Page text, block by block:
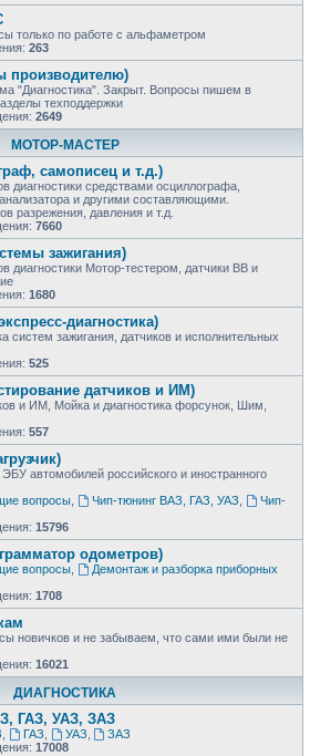
только по работе с альфаметром
263
производителю)
"Диагностика". Закрыт. Вопросы пишем в
техподдержки
2649
МОТОР-МАСТЕР
самописец и т.д.)
диагностики средствами осциллографа,
и другими составляющими.
разрежения, давления и т.д.
7660
зажигания)
диагностики Мотор-тестером, датчики ВВ и
1680
диагностика)
систем зажигания, датчиков и исполнительных
525
датчиков и ИМ)
и ИМ, Мойка и диагностика форсунок, Шим,
557
автомобилей российского и иностранного
вопросы, Чип-тюнинг ВАЗ, ГАЗ, УАЗ
Чип-
15796
одометров)
вопросы,
Демонтаж и разборка приборных
1708
новичков и не забываем, что сами ими были не
16021
ДИАГНОСТИКА
ГАЗ, УАЗ, ЗАЗ
ГАЗ УАЗ
ЗАЗ
17008